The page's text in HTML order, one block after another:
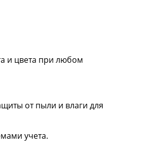
и цвета при любом
от пыли и влаги для
учета.